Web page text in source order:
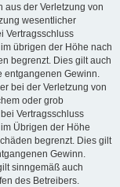
aus der Verletzung von
wesentlicher
Vertragsschluss
übrigen der Höhe nach
begrenzt. Dies gilt auch
Gewinn.
bei der Verletzung von
oder grob
Vertragsschluss
Übrigen der Höhe
begrenzt. Dies gilt
Gewinn.
sinngemäß auch
des Betreibers.